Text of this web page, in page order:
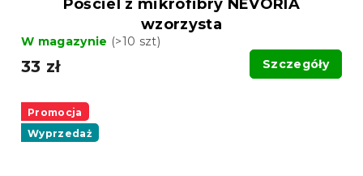
Pościel z mikrofibry NEVORIA
wzorzysta
W magazynie (>10 szt)
33 zł Szczegóły
Promocja
Wyprzedaż